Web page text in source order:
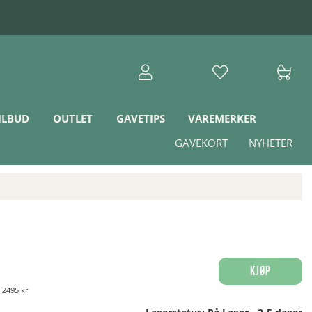
OUTLET GAVETIPS
VAREMERKER
NYHETER
GAVEKORT
2495 kr
Kjøp